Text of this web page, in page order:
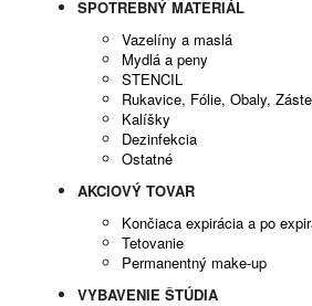
SPOTREBNÝ MATERIÁL
Vazelíny a maslá
Mydlá a peny
STENCIL
Rukavice, Fólie, Obaly,
Kalíšky
Dezinfekcia
Ostatné
AKCIOVÝ TOVAR
Končiaca expirácia a po
Tetovanie
Permanentný make-up
VYBAVENIE ŠTÚDIA